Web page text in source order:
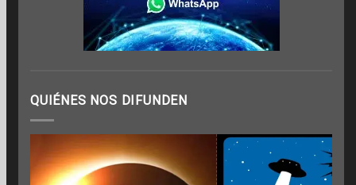
QUIÉNES NOS DIFUNDEN